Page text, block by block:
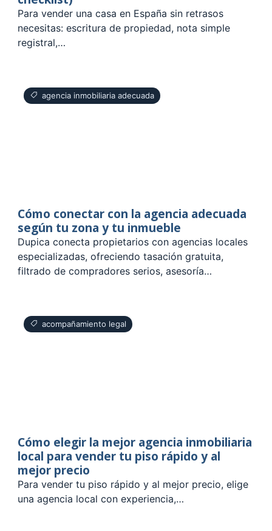
Para vender una casa en España sin retrasos
necesitas: escritura de propiedad, nota simple
registral,…
agencia inmobiliaria adecuada
Cómo conectar con la agencia adecuada
según tu zona y tu inmueble
Dupica conecta propietarios con agencias locales
especializadas, ofreciendo tasación gratuita,
filtrado de compradores serios, asesoría…
acompañamiento legal
Cómo elegir la mejor agencia inmobiliaria
local para vender tu piso rápido y al
mejor precio
Para vender tu piso rápido y al mejor precio, elige
una agencia local con experiencia,…